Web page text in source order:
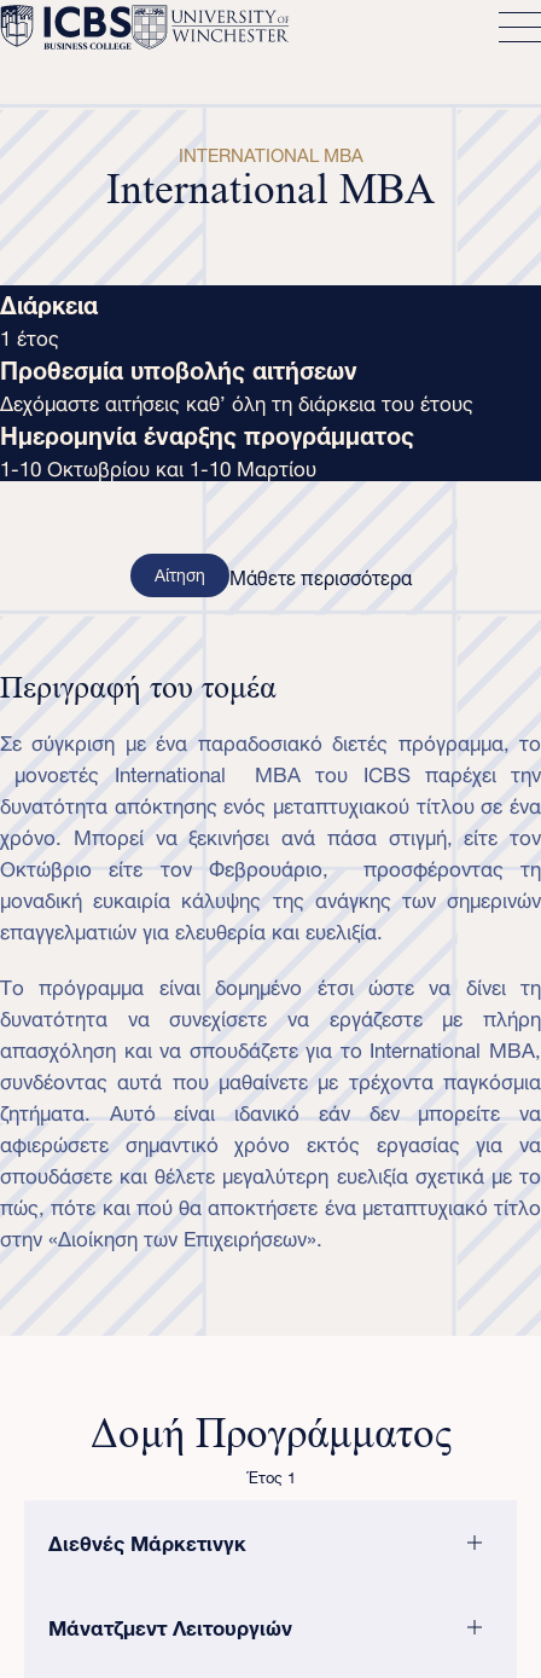
INTERNATIONAL MBA
International MBA
Διάρκεια
1 έτος
Προθεσμία υποβολής αιτήσεων
Δεχόμαστε αιτήσεις καθ’ όλη τη διάρκεια του έτους
Ημερομηνία έναρξης προγράμματος
1-10 Οκτωβρίου και 1-10 Μαρτίου
Αίτηση Μάθετε περισσότερα
Περιγραφή του τομέα
Σε σύγκριση με ένα παραδοσιακό διετές πρόγραμμα, το
μονοετές International MBA του ICBS παρέχει την
δυνατότητα απόκτησης ενός μεταπτυχιακού τίτλου σε ένα
χρόνο. Μπορεί να ξεκινήσει ανά πάσα στιγμή, είτε τον
Οκτώβριο είτε τον Φεβρουάριο, προσφέροντας τη
μοναδική ευκαιρία κάλυψης της ανάγκης των σημερινών
επαγγελματιών για ελευθερία και ευελιξία.
Το πρόγραμμα είναι δομημένο έτσι ώστε να δίνει τη
δυνατότητα να συνεχίσετε να εργάζεστε με πλήρη
απασχόληση και να σπουδάζετε για το International MBA,
συνδέοντας αυτά που μαθαίνετε με τρέχοντα παγκόσμια
ζητήματα. Αυτό είναι ιδανικό εάν δεν μπορείτε να
αφιερώσετε σημαντικό χρόνο εκτός εργασίας για να
σπουδάσετε και θέλετε μεγαλύτερη ευελιξία σχετικά με το
πώς, πότε και πού θα αποκτήσετε ένα μεταπτυχιακό τίτλο
στην «Διοίκηση των Επιχειρήσεων».
Δομή Προγράμματος
Έτος 1
Διεθνές Μάρκετινγκ
Μάνατζμεντ Λειτουργιών